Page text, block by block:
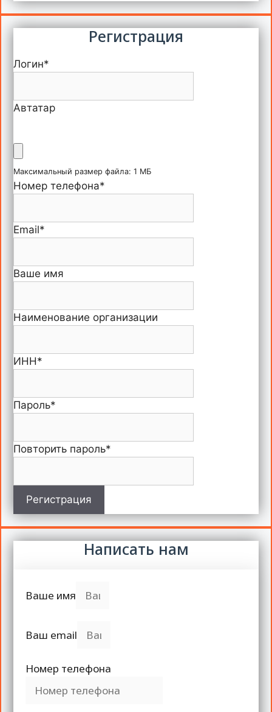
Регистрация
Логин*
Автатар
Максимальный размер файла: 1 МБ
Номер телефона*
Email*
Ваше имя
Наименование организации
ИНН*
Пароль*
Повторить пароль*
Регистрация
Написать нам
Ваше имя
Ваш email
Номер телефона